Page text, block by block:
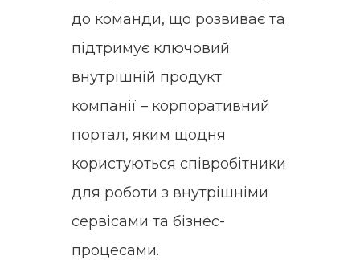
до команди, що розвиває та
підтримує ключовий
внутрішній продукт
компанії – корпоративний
портал, яким щодня
користуються співробітники
для роботи з внутрішніми
сервісами та бізнес-
процесами.